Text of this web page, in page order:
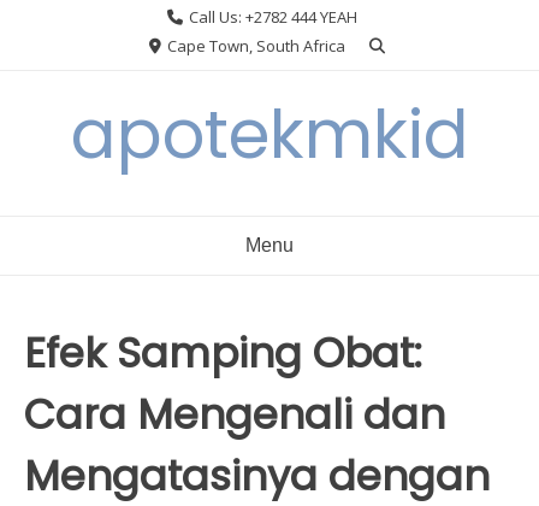
Call Us: +2782 444 YEAH
Cape Town, South Africa
apotekmkid
Menu
Efek Samping Obat:
Cara Mengenali dan
Mengatasinya dengan